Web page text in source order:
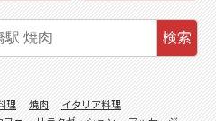
検索
理 焼肉
イタリア料理